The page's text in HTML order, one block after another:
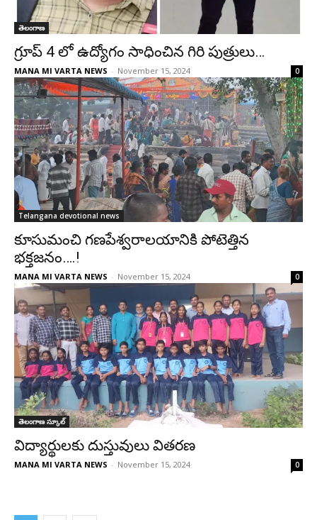
తెలంగాణ
గ్రూప్ 4 లో ఉద్యోగం సాధించిన గిరి పుత్రులు…
MANA MI VARTA NEWS - November 15, 2024 0
Telangana devotional news
కూసుమంచి గణపేశ్వరాలయానికి పోటెత్తిన
భక్తజనం….!
MANA MI VARTA NEWS - November 15, 2024 0
తెలంగాణ స్కూల్
విద్యార్థులకు దుస్తువులు వితరణ
MANA MI VARTA NEWS - November 15, 2024 0